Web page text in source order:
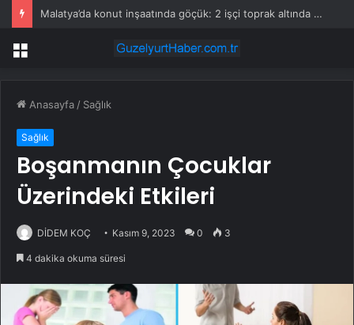
Malatya’da konut inşaatında göçük: 2 işçi toprak altında kaldı!
Menü
Anasayfa / Sağlık
Sağlık
Boşanmanın Çocuklar
Üzerindeki Etkileri
DİDEM KOÇ Kasım 9, 2023 0 3
4 dakika okuma süresi